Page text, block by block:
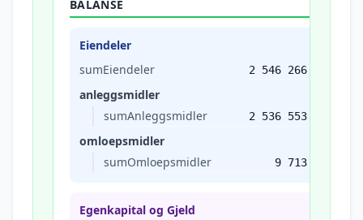
BALANSE
Eiendeler
sumEiendeler
2 546 266
anleggsmidler
sumAnleggsmidler
2 536 553
omloepsmidler
sumOmloepsmidler
9 713
Egenkapital og Gjeld